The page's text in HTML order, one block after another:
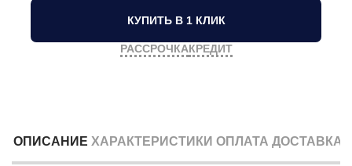
КУПИТЬ В 1 КЛИК
РАССРОЧКАКРЕДИТ
ОПИСАНИЕ ХАРАКТЕРИСТИКИ ОПЛАТА ДОСТАВКА